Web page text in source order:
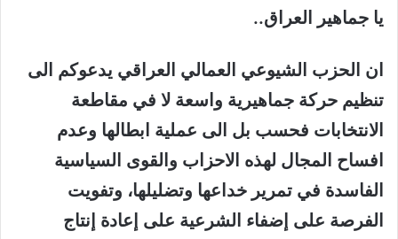
يا جماهير العراق..
ان الحزب الشيوعي العمالي العراقي يدعوكم الى
تنظيم حركة جماهيرية واسعة لا في مقاطعة
الانتخابات فحسب بل الى عملية ابطالها وعدم
افساح المجال لهذه الاحزاب والقوى السياسية
الفاسدة في تمرير خداعها وتضليلها، وتفويت
الفرصة على إضفاء الشرعية على إعادة إنتاج